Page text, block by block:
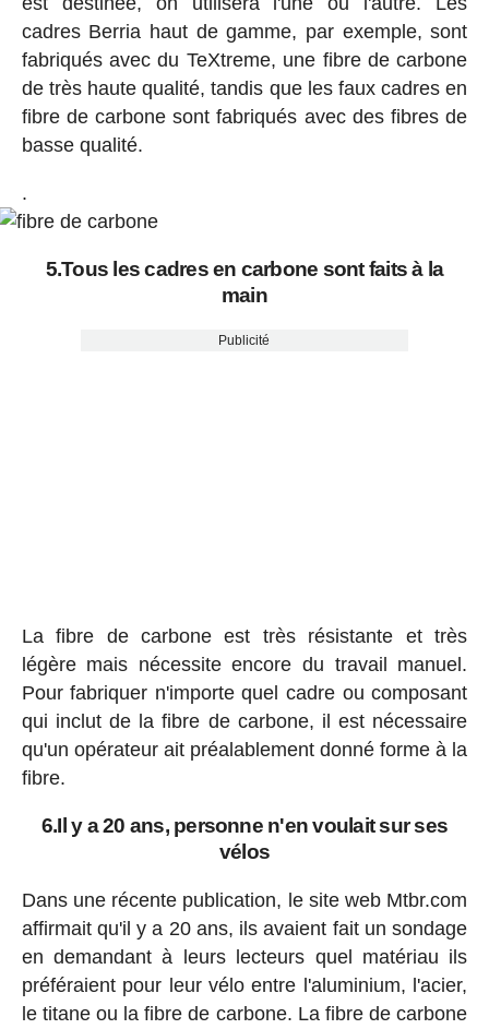
cadres Berria haut de gamme, par exemple, sont
fabriqués avec du TeXtreme, une fibre de carbone
de très haute qualité, tandis que les faux cadres en
fibre de carbone sont fabriqués avec des fibres de
basse qualité.
.
5.Tous les cadres en carbone sont faits à la
main
Publicité
La fibre de carbone est très résistante et très
légère mais nécessite encore du travail manuel.
Pour fabriquer n'importe quel cadre ou composant
qui inclut de la fibre de carbone, il est nécessaire
qu'un opérateur ait préalablement donné forme à la
fibre.
6.Il y a 20 ans, personne n'en voulait sur ses
vélos
Dans une récente publication, le site web Mtbr.com
affirmait qu'il y a 20 ans, ils avaient fait un sondage
en demandant à leurs lecteurs quel matériau ils
préféraient pour leur vélo entre l'aluminium, l'acier,
le titane ou la fibre de carbone. La fibre de carbone